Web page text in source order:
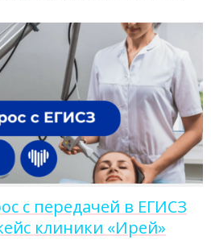
с передачей в ЕГИСЗ
клиники «Ирей»